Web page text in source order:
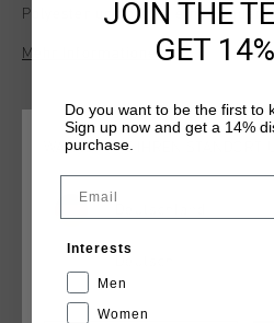
Polyester und bieten eine
dem Cruyff-Logo auf der
Trainingsshorts ideal fur Workouts
Umgebung.
Mehr Informationen
DAS KÖNNTE IHNEN AUCH
WÄHLEN SIE IHREN STANDORT
JOIN THE
GET
Do you want to be the first to
Sign up now and get a 14%
purchase.
Interests
Men
Women